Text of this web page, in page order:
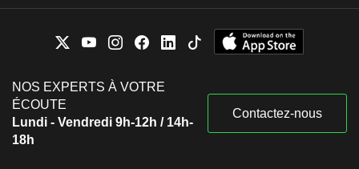
NOS EXPERTS À VOTRE
ÉCOUTE
Lundi - Vendredi 9h-12h / 14h-
18h
Contactez-nous